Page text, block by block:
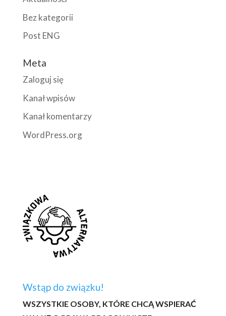
Bez kategorii
Post ENG
Meta
Zaloguj się
Kanał wpisów
Kanał komentarzy
WordPress.org
Wstąp do związku!
WSZYSTKIE OSOBY, KTÓRE CHCĄ WSPIERAĆ